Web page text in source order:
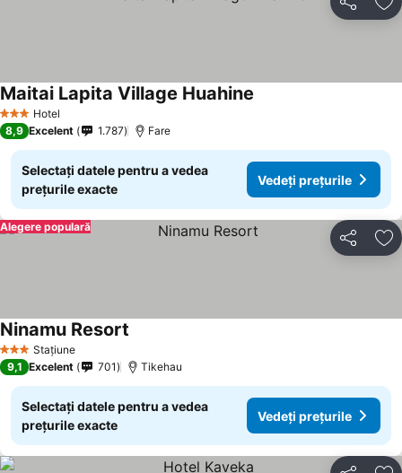
Distribuiți
3 SteleHotel
Maitai Lapita Village Huahine
8,9 Excelent 1.787 Fare
Selectați datele pentru a vedea
prețurile exacte
Vedeți prețurile
Distribuiți
Alegere populară
3 SteleStațiune
Ninamu Resort
9,1 Excelent 701 Tikehau
Selectați datele pentru a vedea
prețurile exacte
Vedeți prețurile